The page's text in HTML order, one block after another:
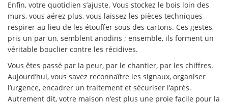
Enfin, votre quotidien s’ajuste. Vous stockez le bois loin des
murs, vous aérez plus, vous laissez les pièces techniques
respirer au lieu de les étouffer sous des cartons. Ces gestes,
pris un par un, semblent anodins ; ensemble, ils forment un
véritable bouclier contre les récidives.
Vous êtes passé par la peur, par le chantier, par les chiffres.
Aujourd’hui, vous savez reconnaître les signaux, organiser
l’urgence, encadrer un traitement et sécuriser l’après.
Autrement dit, votre maison n’est plus une proie facile pour la